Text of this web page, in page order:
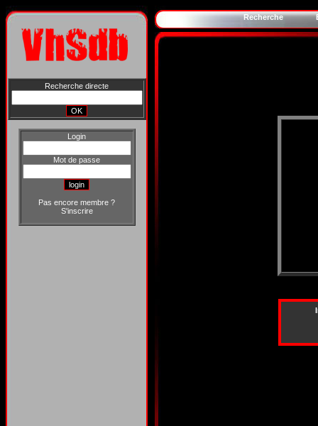
Recherche directe
Login
Mot de passe
Pas encore membre ?
S'inscrire
Recherche